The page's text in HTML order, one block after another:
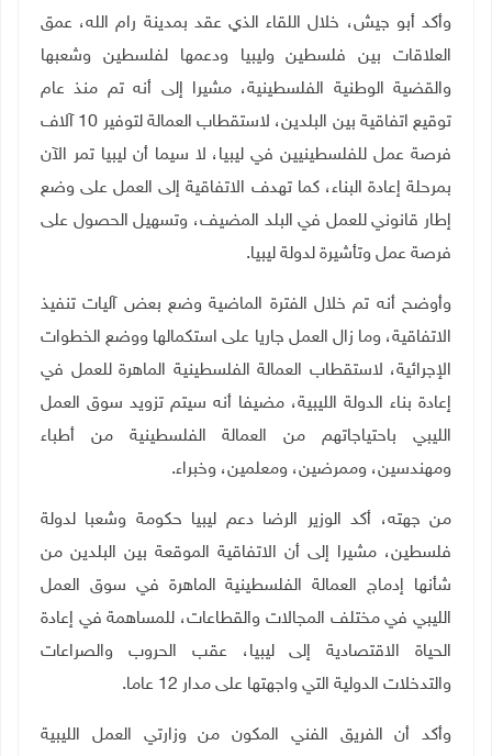
وأكد أبو جيش، خلال اللقاء الذي عقد بمدينة رام الله، عمق
العلاقات بين فلسطين وليبيا ودعمها لفلسطين وشعبها
والقضية الوطنية الفلسطينية، مشيرا إلى أنه تم منذ عام
توقيع اتفاقية بين البلدين، لاستقطاب العمالة لتوفير 10 آلاف
فرصة عمل للفلسطينيين في ليبيا، لا سيما أن ليبيا تمر الآن
بمرحلة إعادة البناء، كما تهدف الاتفاقية إلى العمل على وضع
إطار قانوني للعمل في البلد المضيف، وتسهيل الحصول على
فرصة عمل وتأشيرة لدولة ليبيا.
وأوضح أنه تم خلال الفترة الماضية وضع بعض آليات تنفيذ
الاتفاقية، وما زال العمل جاريا على استكمالها ووضع الخطوات
الإجرائية، لاستقطاب العمالة الفلسطينية الماهرة للعمل في
إعادة بناء الدولة الليبية، مضيفا أنه سيتم تزويد سوق العمل
الليبي باحتياجاتهم من العمالة الفلسطينية من أطباء
ومهندسين، وممرضين، ومعلمين، وخبراء.
من جهته، أكد الوزير الرضا دعم ليبيا حكومة وشعبا لدولة
فلسطين، مشيرا إلى أن الاتفاقية الموقعة بين البلدين من
شأنها إدماج العمالة الفلسطينية الماهرة في سوق العمل
الليبي في مختلف المجالات والقطاعات، للمساهمة في إعادة
الحياة الاقتصادية إلى ليبيا، عقب الحروب والصراعات
والتدخلات الدولية التي واجهتها على مدار 12 عاما.
وأكد أن الفريق الفني المكون من وزارتي العمل الليبية